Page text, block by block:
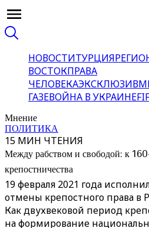
НОВОСТИТУРЦИЯ
ВОСТОКПРАВА
ЧЕЛОВЕКАЭКСКЛЮЗИВ
ГАЗЕВОЙНА В УКРАИНЕ
Мнение
ПОЛИТИКА
15 МИН ЧТЕНИЯ
Между рабством и свободой: к
крепостничества
19 февраля 2021 года
отмены крепостного права в
Как двухвековой период
на формирование